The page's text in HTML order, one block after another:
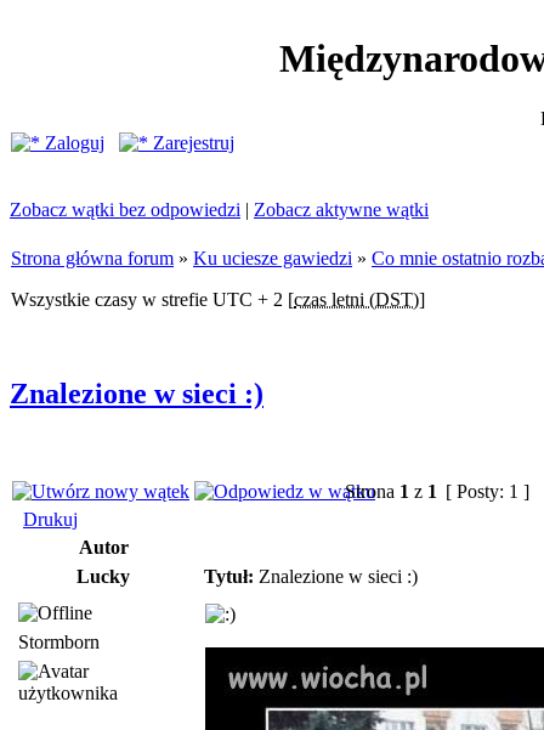
Zaloguj
Zarejestruj
Zobacz wątki bez odpowiedzi | Zobacz aktywne wątki
Strona główna forum » Ku uciesze gawiedzi » Co mnie ostatnio
Wszystkie czasy w strefie UTC + 2 [czas letni (DST)]
Znalezione w sieci :)
Strona 1 z 1 [ Posty: 1 ]
Drukuj
Autor
Lucky
Tytuł: Znalezione w sieci :)
Stormborn